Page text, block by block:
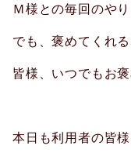
Ｍ様との毎回のやり
でも、褒めてくれ
皆様、いつでもお
本日も利用者の皆